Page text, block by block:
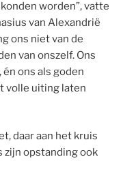
worden”, vatte
van Alexandrië
ons niet van de
van onszelf. Ons
én ons als goden
volle uiting laten
daar aan het kruis
zijn opstanding ook